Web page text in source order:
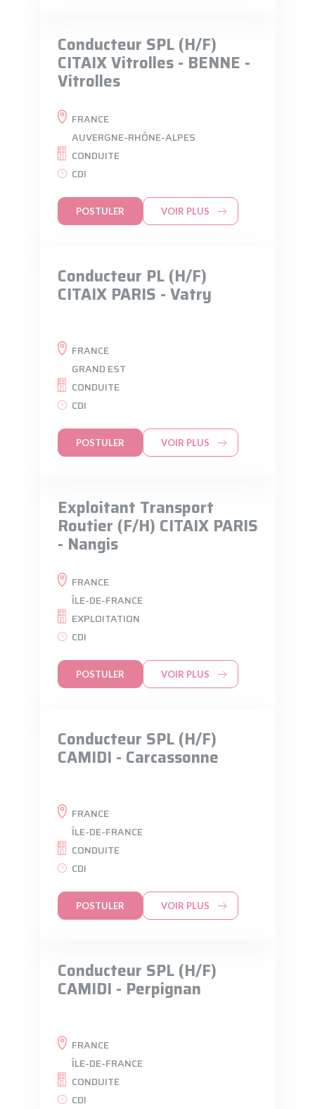
Conducteur SPL (H/F)
CITAIX Vitrolles - BENNE -
Vitrolles
FRANCE
AUVERGNE-RHÔNE-ALPES
CONDUITE
CDI
POSTULER VOIR PLUS
Conducteur PL (H/F)
CITAIX PARIS - Vatry
FRANCE
GRAND EST
CONDUITE
CDI
POSTULER VOIR PLUS
Exploitant Transport
Routier (F/H) CITAIX PARIS
- Nangis
FRANCE
ÎLE-DE-FRANCE
EXPLOITATION
CDI
POSTULER VOIR PLUS
Conducteur SPL (H/F)
CAMIDI - Carcassonne
FRANCE
ÎLE-DE-FRANCE
CONDUITE
CDI
POSTULER VOIR PLUS
Conducteur SPL (H/F)
CAMIDI - Perpignan
FRANCE
ÎLE-DE-FRANCE
CONDUITE
CDI